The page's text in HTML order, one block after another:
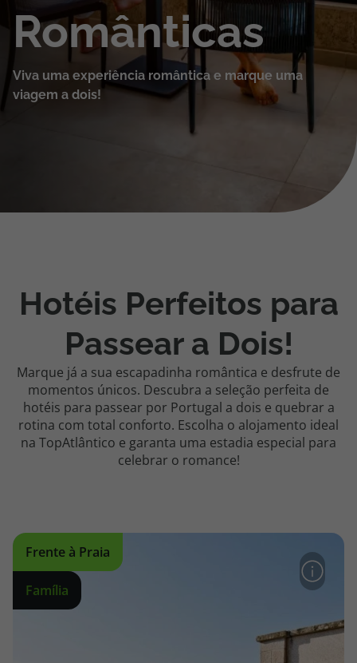
Cruzeiros
Promoções
Área de Cliente
Agências
Contactos
Apoio ao cliente em Portugal
Apoio ao cliente no Estrangeiro
218 925 471
Custo de uma chamada para a rede fixa nacional.
A sua agência de viagens Top Atlântico tem a preocupação de estar
sempre mais perto de si, para maior comodidade e total facilidade
na marcação das suas viagens, tem ainda ao seu dispor o nosso call
Românticas
Viva uma experiência romântica e marque uma
viagem a dois!
Hotéis Perfeitos para
Passear a Dois!
Marque já a sua escapadinha romântica e desfrute de
momentos únicos. Descubra a seleção perfeita de
hotéis para passear por Portugal a dois e quebrar a
rotina com total conforto. Escolha o alojamento ideal
na TopAtlântico e garanta uma estadia especial para
celebrar o romance!
Frente à Praia
Família